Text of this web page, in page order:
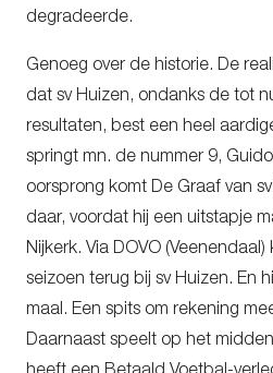
degradeerde.
Genoeg over de historie. De
dat sv Huizen, ondanks de tot
resultaten, best een heel
springt mn. de nummer 9,
oorsprong komt De Graaf van
daar, voordat hij een uitstapje
Nijkerk. Via DOVO
seizoen terug bij sv Huizen. En
maal. Een spits om rekening
Daarnaast speelt op het